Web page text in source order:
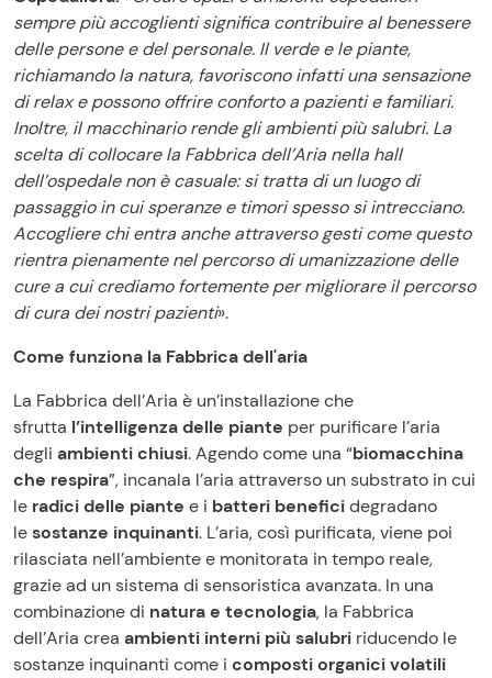
sempre più accoglienti significa contribuire al benessere
delle persone e del personale. Il verde e le piante,
richiamando la natura, favoriscono infatti una sensazione
di relax e possono offrire conforto a pazienti e familiari.
Inoltre, il macchinario rende gli ambienti più salubri. La
scelta di collocare la Fabbrica dell’Aria nella hall
dell’ospedale non è casuale: si tratta di un luogo di
passaggio in cui speranze e timori spesso si intrecciano.
Accogliere chi entra anche attraverso gesti come questo
rientra pienamente nel percorso di umanizzazione delle
cure a cui crediamo fortemente per migliorare il percorso
di cura dei nostri pazienti».
Come funziona la Fabbrica dell'aria
La Fabbrica dell’Aria è un’installazione che
sfrutta l’intelligenza delle piante per purificare l’aria
degli ambienti chiusi. Agendo come una “biomacchina
che respira”, incanala l’aria attraverso un substrato in cui
le radici delle piante e i batteri beneficidegradano
lesostanze inquinanti. L’aria, così purificata, viene poi
rilasciata nell’ambiente e monitorata in tempo reale,
grazie ad un sistema di sensoristica avanzata. In una
combinazione di natura e tecnologia, la Fabbrica
dell’Aria crea ambienti interni più salubri riducendo le
sostanze inquinanti come i composti organici volatili